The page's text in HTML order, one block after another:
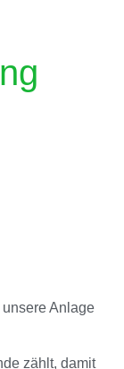
Anlage
zählt, damit